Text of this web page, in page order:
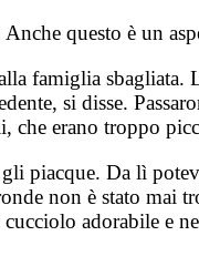
questo è un
famiglia sbagliata.
si disse.
che erano troppo
piacque. Da lì
non è stato
adorabile e